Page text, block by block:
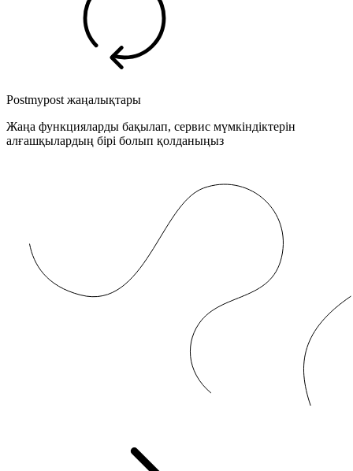
Postmypost жаңалықтары
Жаңа функцияларды бақылап, сервис мүмкіндіктерін
алғашқылардың бірі болып қолданыңыз